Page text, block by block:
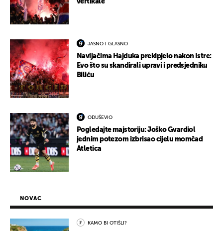
JASNO I GLASNO
Navijačima Hajduka prekipjelo nakon Istre:
Evo što su skandirali upravi i predsjedniku
Biliću
ODUŠEVIO
Pogledajte majstoriju: Joško Gvardiol
jednim potezom izbrisao cijelu momčad
Atletica
NOVAC
KAMO BI OTIŠLI?